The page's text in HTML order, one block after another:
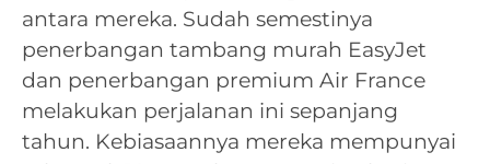
antara mereka. Sudah semestinya
penerbangan tambang murah EasyJet
dan penerbangan premium Air France
melakukan perjalanan ini sepanjang
tahun. Kebiasaannya mereka mempunyai